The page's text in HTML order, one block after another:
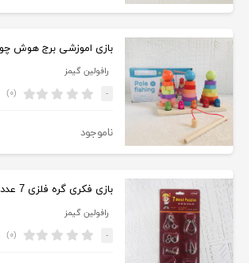
رافولین گیمز
- (۰)
ناموجود
بازی فکری گره فلزی 7 عددی
رافولین گیمز
- (۰)